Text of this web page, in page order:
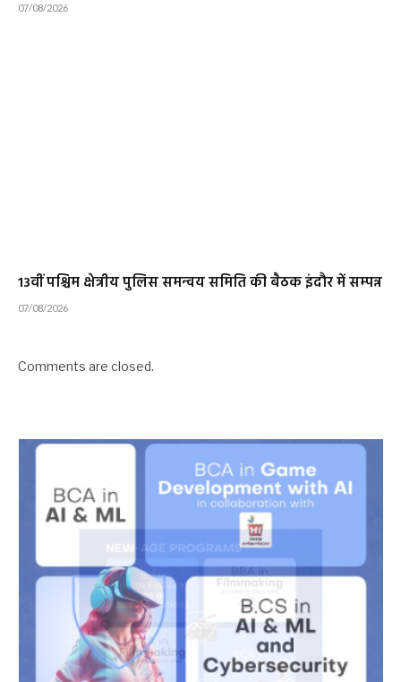
07/08/2026
13वीं पश्चिम क्षेत्रीय पुलिस समन्वय समिति की बैठक इंदौर में सम्पन्न
07/08/2026
Comments are closed.